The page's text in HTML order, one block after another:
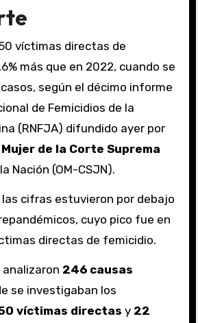
víctimas directas de
más que en 2022, cuando se
según el décimo informe
de Femicidios de la
(RNFJA) difundido ayer por
de la Corte Suprema
Nación (OM-CSJN).
las cifras estuvieron por debajo
cuyo pico fue en
directas de femicidio.
analizaron 246 causas
se investigaban los
víctimas directas y 22